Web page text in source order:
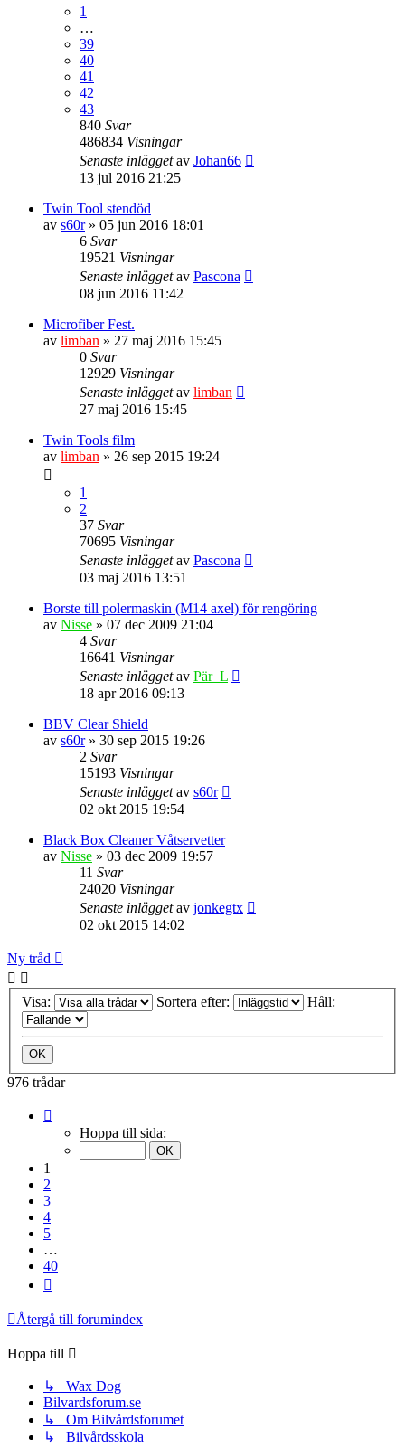
1
…
39
40
41
42
43
840 Svar
486834 Visningar
Senaste inläggetav Johan66
13 jul 2016 21:25
Twin Tool stendöd
av s60r» 05 jun 2016 18:01
6 Svar
19521 Visningar
Senaste inläggetav Pascona
08 jun 2016 11:42
Microfiber Fest.
av limban » 27 maj 2016 15:45
0 Svar
12929 Visningar
Senaste inläggetav limban
27 maj 2016 15:45
Twin Tools film
av limban » 26 sep 2015 19:24
1
2
37 Svar
70695 Visningar
Senaste inläggetav Pascona
03 maj 2016 13:51
Borste till polermaskin (M14 axel) för rengöring
av Nisse » 07 dec 2009 21:04
4 Svar
16641 Visningar
Senaste inläggetav Pär_L
18 apr 2016 09:13
BBV Clear Shield
av s60r» 30 sep 2015 19:26
2 Svar
15193 Visningar
Senaste inläggetav s60r
02 okt 2015 19:54
Black Box Cleaner Våtservetter
av Nisse » 03 dec 2009 19:57
11 Svar
24020 Visningar
Senaste inläggetav jonkegtx
02 okt 2015 14:02
Ny tråd
Visa: Sortera efter: Håll:
976 trådar
Hoppa till sida:
1
2
3
4
5
…
40
Återgå till forumindex
Hoppa till
↳ Wax Dog
Bilvardsforum.se
↳ Om Bilvårdsforumet
↳ Bilvårdsskola